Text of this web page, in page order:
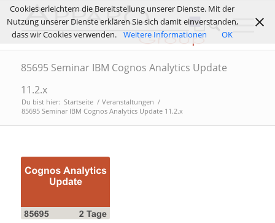
85695 Seminar IBM Cognos Analytics Update
11.2.x
Du bist hier: Startseite / Veranstaltungen /
85695 Seminar IBM Cognos Analytics Update 11.2.x
Cookies erleichtern die Bereitstellung unserer Dienste. Mit der
Nutzung unserer Dienste erklären Sie sich damit einverstanden,
dass wir Cookies verwenden.
Weitere Informationen OK